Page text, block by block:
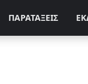
ΠΑΡΑΤΑΞΕΙΣ